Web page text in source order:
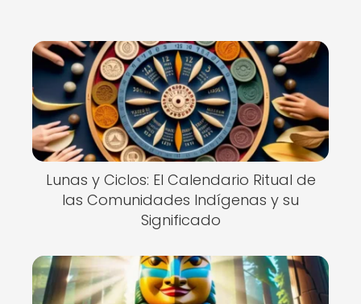
Lunas y Ciclos: El Calendario Ritual de
las Comunidades Indígenas y su
Significado